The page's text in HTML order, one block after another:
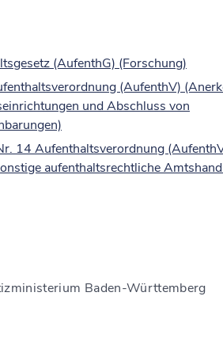
(AufenthG) (Forschung)
(AufenthV)
und Abschluss von
14 Aufenthaltsverordnung
aufenthaltsrechtliche
Baden-Württemberg